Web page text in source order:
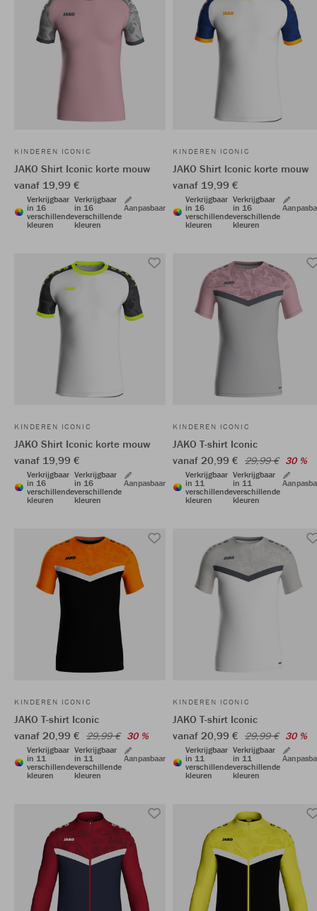
KINDEREN ICONIC
JAKO Shirt Iconic korte mouw
vanaf 19,99 €
Verkrijgbaar
in 16
verschillende
kleuren
Verkrijgbaar
in 16
verschillende
kleuren
Aanpasbaar
KINDEREN ICONIC
JAKO Shirt Iconic korte mouw
vanaf 19,99 €
Verkrijgbaar
in 16
verschillende
kleuren
Verkrijgbaar
in 16
verschillende
kleuren
KINDEREN ICONIC
JAKO Shirt Iconic korte mouw
vanaf 19,99 €
Verkrijgbaar
in 16
verschillende
kleuren
Verkrijgbaar
in 16
verschillende
kleuren
Aanpasbaar
KINDEREN ICONIC
JAKO T-shirt Iconic
vanaf 20,99 € 29,99 € 30 %
Verkrijgbaar
in 11
verschillende
kleuren
Verkrijgbaar
in 11
verschillende
kleuren
KINDEREN ICONIC
JAKO T-shirt Iconic
vanaf 20,99 € 29,99 € 30 %
Verkrijgbaar
in 11
verschillende
kleuren
Verkrijgbaar
in 11
verschillende
kleuren
Aanpasbaar
KINDEREN ICONIC
JAKO T-shirt Iconic
vanaf 20,99 € 29,99 € 30 %
Verkrijgbaar
in 11
verschillende
kleuren
Verkrijgbaar
in 11
verschillende
kleuren